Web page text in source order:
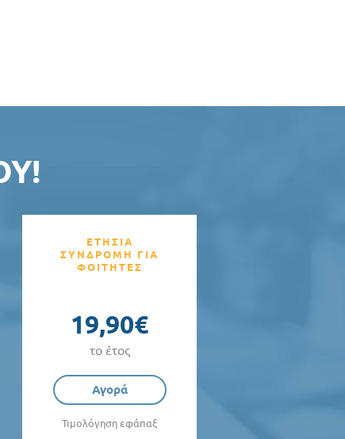
ΕΤΗΣΙΑ
ΣΥΝΔΡΟΜΗ ΓΙΑ
ΦΟΙΤΗΤΕΣ
19,90€
το έτος
Αγορά
Τιμολόγηση εφάπαξ